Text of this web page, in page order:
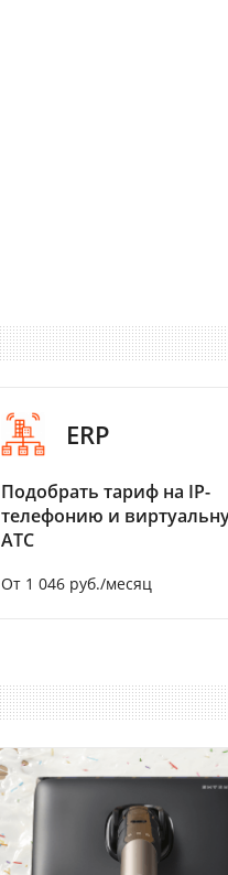
ERP
Подобрать тариф на IP-
телефонию и
АТС
От 1 046 руб./месяц